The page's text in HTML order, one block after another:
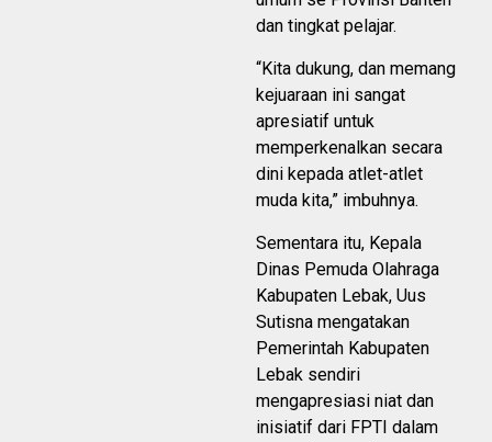
dan tingkat pelajar.
“Kita dukung, dan memang
kejuaraan ini sangat
apresiatif untuk
memperkenalkan secara
dini kepada atlet-atlet
muda kita,” imbuhnya.
Sementara itu, Kepala
Dinas Pemuda Olahraga
Kabupaten Lebak, Uus
Sutisna mengatakan
Pemerintah Kabupaten
Lebak sendiri
mengapresiasi niat dan
inisiatif dari FPTI dalam